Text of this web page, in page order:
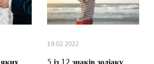
19.02.2022